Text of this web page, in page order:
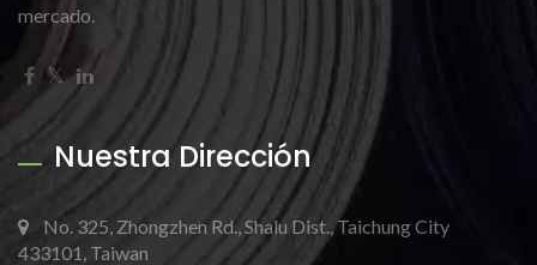
mercado.
Nuestra Dirección
No. 325, Zhongzhen Rd., Shalu Dist., Taichung City
433101, Taiwan